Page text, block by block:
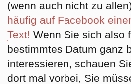
(wenn auch nicht zu allen)
häufig auf Facebook
Text! Wenn Sie sich also
bestimmtes Datum ganz
interessieren, schauen
dort mal vorbei, Sie